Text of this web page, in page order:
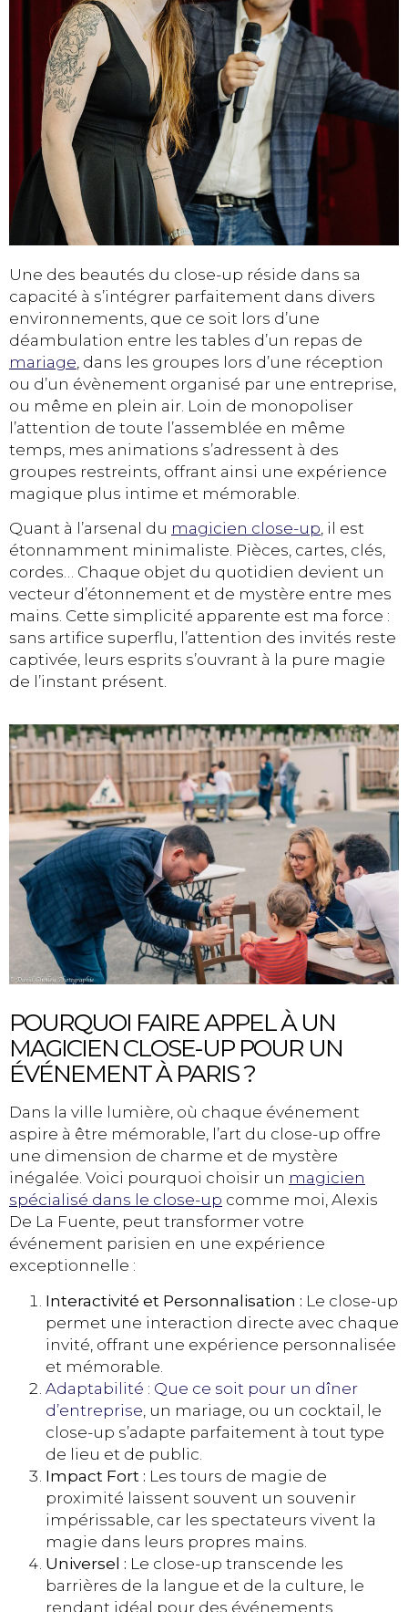
Une des beautés du close-up réside dans sa
capacité à s’intégrer parfaitement dans divers
environnements, que ce soit lors d’une
déambulation entre les tables d’un repas de
mariage, dans les groupes lors d’une réception
ou d’un évènement organisé par une entreprise,
ou même en plein air. Loin de monopoliser
l’attention de toute l’assemblée en même
temps, mes animations s’adressent à des
groupes restreints, offrant ainsi une expérience
magique plus intime et mémorable.
Quant à l’arsenal du magicien close-up, il est
étonnamment minimaliste. Pièces, cartes, clés,
cordes… Chaque objet du quotidien devient un
vecteur d’étonnement et de mystère entre mes
mains. Cette simplicité apparente est ma force :
sans artifice superflu, l’attention des invités reste
captivée, leurs esprits s’ouvrant à la pure magie
de l’instant présent.
POURQUOI FAIRE APPEL À UN
MAGICIEN CLOSE-UP POUR UN
ÉVÉNEMENT À PARIS ?
Dans la ville lumière, où chaque événement
aspire à être mémorable, l’art du close-up offre
une dimension de charme et de mystère
inégalée. Voici pourquoi choisir un magicien
spécialisé dans le close-up comme moi, Alexis
De La Fuente, peut transformer votre
événement parisien en une expérience
exceptionnelle :
Interactivité et Personnalisation : Le close-up
permet une interaction directe avec chaque
invité, offrant une expérience personnalisée
et mémorable.
Adaptabilité : Que ce soit pour un dîner
d’entreprise , un mariage, ou un cocktail, le
close-up s’adapte parfaitement à tout type
de lieu et de public.
Impact Fort : Les tours de magie de
proximité laissent souvent un souvenir
impérissable, car les spectateurs vivent la
magie dans leurs propres mains.
Universel : Le close-up transcende les
barrières de la langue et de la culture, le
rendant idéal pour des événements